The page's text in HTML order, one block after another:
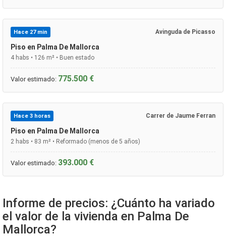
Hace 27 min Avinguda de Picasso
Piso en Palma De Mallorca
4 habs • 126 m² • Buen estado
Valor estimado: 775.500 €
Hace 3 horas Carrer de Jaume Ferran
Piso en Palma De Mallorca
2 habs • 83 m² • Reformado (menos de 5 años)
Valor estimado: 393.000 €
Informe de precios: ¿Cuánto ha variado
el valor de la vivienda en Palma De
Mallorca?